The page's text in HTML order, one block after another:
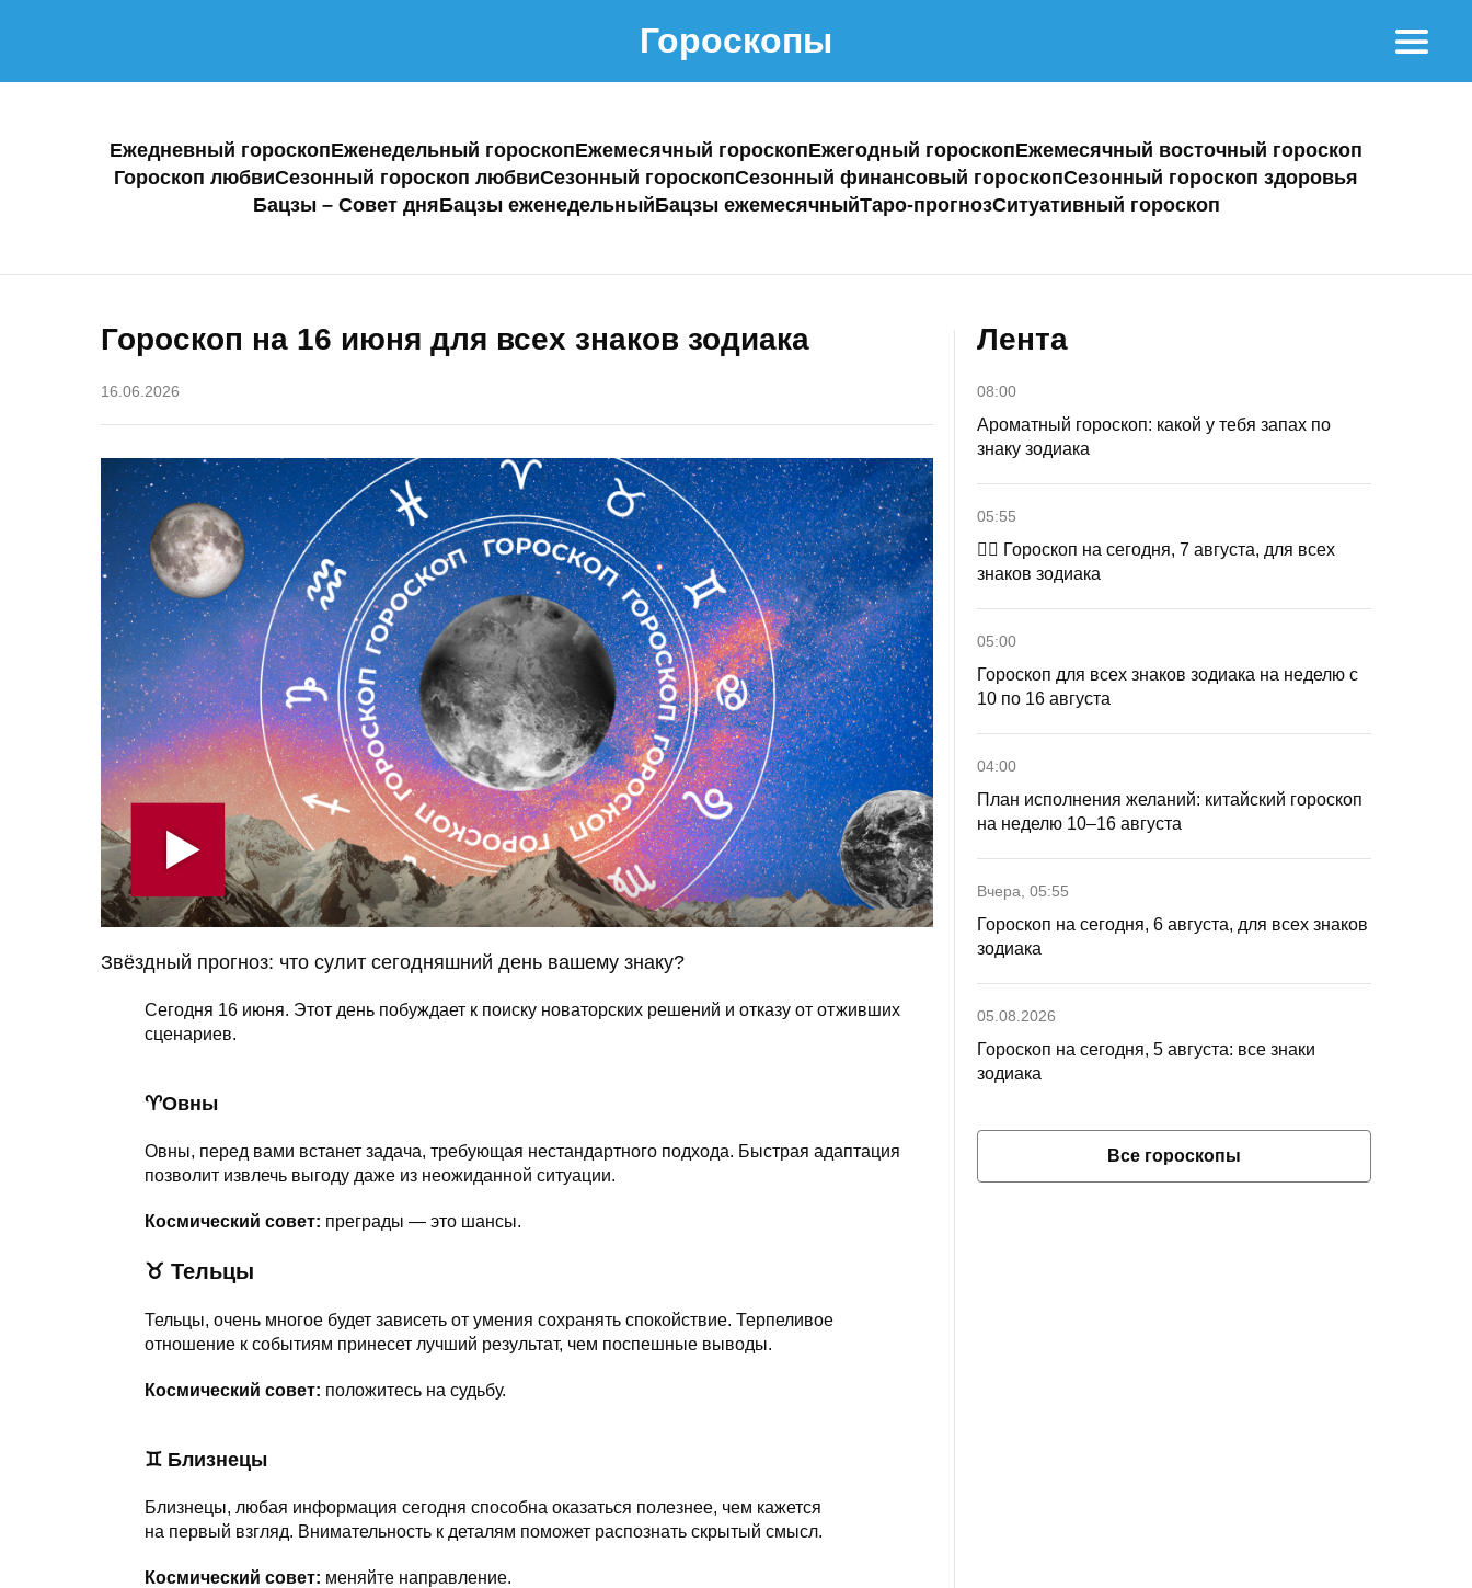
Гороскопы
Ежедневный гороскопЕженедельный гороскопЕжемесячный гороскопЕжегодный гороскопЕжемесячный восточный гороскоп
Гороскоп любвиСезонный гороскоп любвиСезонный гороскопСезонный финансовый гороскопСезонный гороскоп здоровья
Бацзы – Совет дняБацзы еженедельныйБацзы ежемесячныйТаро-прогнозСитуативный гороскоп
Гороскоп на 16 июня для всех знаков зодиака
16.06.2026
Звёздный прогноз: что сулит сегодняшний день вашему знаку?
Сегодня 16 июня. Этот день побуждает к поиску новаторских решений и отказу от отживших
сценариев.
♈️Овны
Овны, перед вами встанет задача, требующая нестандартного подхода. Быстрая адаптация
позволит извлечь выгоду даже из неожиданной ситуации.
Космический совет: преграды — это шансы.
♉ Тельцы
Тельцы, очень многое будет зависеть от умения сохранять спокойствие. Терпеливое
отношение к событиям принесет лучший результат, чем поспешные выводы.
Космический совет: положитесь на судьбу.
♊ Близнецы
Близнецы, любая информация сегодня способна оказаться полезнее, чем кажется
на первый взгляд. Внимательность к деталям поможет распознать скрытый смысл.
Космический совет: меняйте направление.
Лента
08:00
Ароматный гороскоп: какой у тебя запах по
знаку зодиака
05:55
🧙‍♀ Гороскоп на сегодня, 7 августа, для всех
знаков зодиака
05:00
Гороскоп для всех знаков зодиака на неделю с
10 по 16 августа
04:00
План исполнения желаний: китайский гороскоп
на неделю 10–16 августа
Вчера, 05:55
Гороскоп на сегодня, 6 августа, для всех знаков
зодиака
05.08.2026
Гороскоп на сегодня, 5 августа: все знаки
зодиака
Все гороскопы